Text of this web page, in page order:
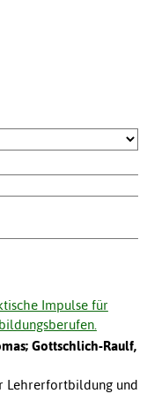
Impulse für
Gottschlich-Raulf,
Lehrerfortbildung und